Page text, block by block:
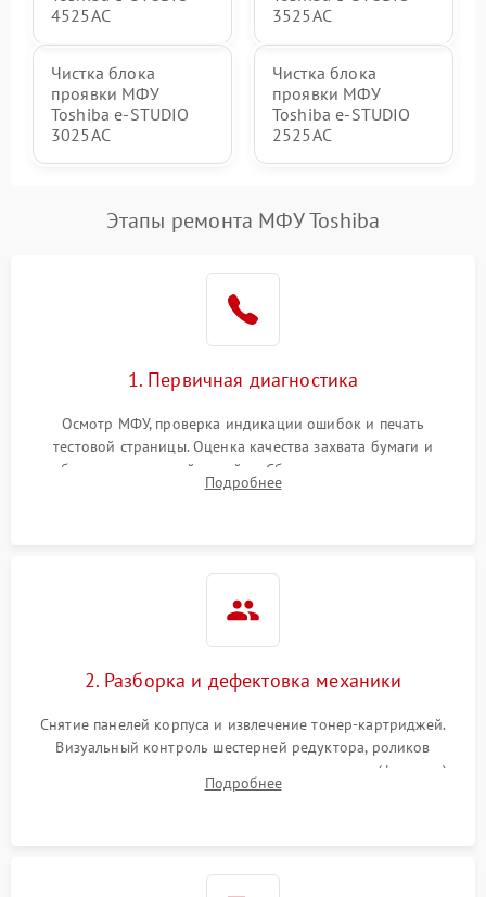
4525AC
3525AC
Чистка блока
проявки МФУ
Toshiba e-STUDIO
3025AC
Чистка блока
проявки МФУ
Toshiba e-STUDIO
2525AC
Этапы ремонта МФУ Toshiba
1. Первичная диагностика
Осмотр МФУ, проверка индикации ошибок и печать
тестовой страницы. Оценка качества захвата бумаги и
работы сканирующей линейки. Сбор данных о замятиях,
дефектах изображения или посторонних шумах при работе.
Подробнее
2. Разборка и дефектовка механики
Снятие панелей корпуса и извлечение тонер-картриджей.
Визуальный контроль шестерней редуктора, роликов
захвата, термопленки и прижимного вала в печи (фьюзере).
Проверка оптики сканера на загрязнения.
Подробнее